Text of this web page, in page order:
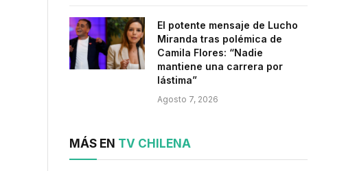
El potente mensaje de Lucho
Miranda tras polémica de
Camila Flores: “Nadie
mantiene una carrera por
lástima”
Agosto 7, 2026
MÁS EN TV CHILENA